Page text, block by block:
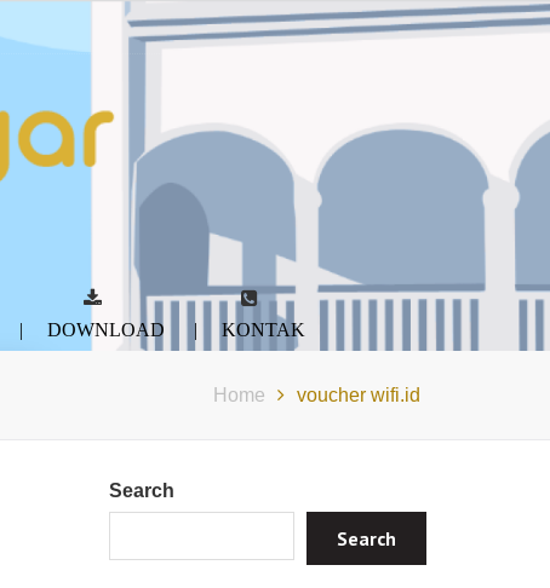
DOWNLOAD KONTAK
Home voucher wifi.id
Search
Search